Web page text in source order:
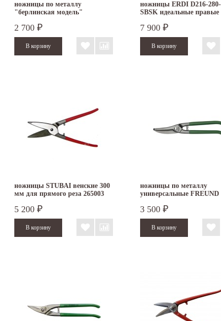
ножницы по металлу
"берлинская модель"
2 700 ₽
ножницы ERDI D216-
SBSK идеальные правые
7 900 ₽
ножницы STUBAI венские 300
мм для прямого реза 265003
5 200 ₽
ножницы по металлу
универсальные FREUND
3 500 ₽